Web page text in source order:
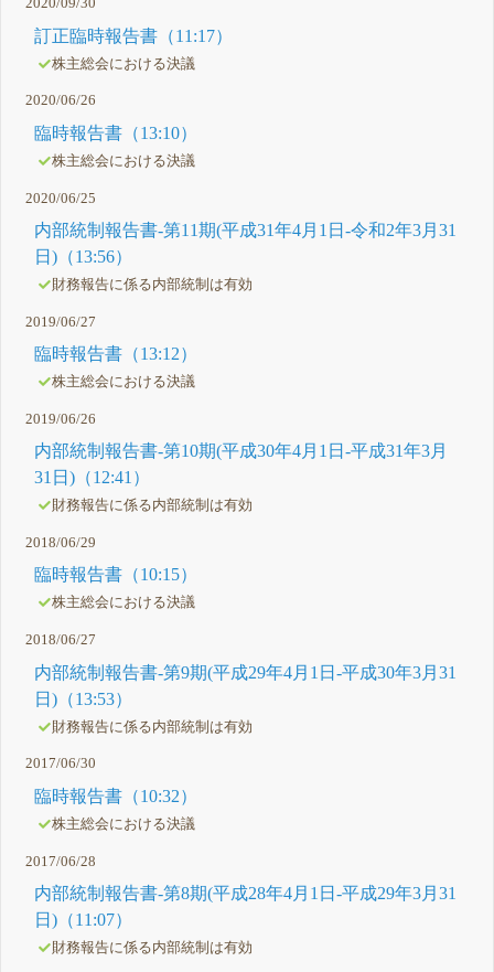
2020/09/30
訂正臨時報告書（11:17）
株主総会における決議
2020/06/26
臨時報告書（13:10）
株主総会における決議
2020/06/25
内部統制報告書-第11期(平成31年4月1日-令和2年3月31
日)（13:56）
財務報告に係る内部統制は有効
2019/06/27
臨時報告書（13:12）
株主総会における決議
2019/06/26
内部統制報告書-第10期(平成30年4月1日-平成31年3月
31日)（12:41）
財務報告に係る内部統制は有効
2018/06/29
臨時報告書（10:15）
株主総会における決議
2018/06/27
内部統制報告書-第9期(平成29年4月1日-平成30年3月31
日)（13:53）
財務報告に係る内部統制は有効
2017/06/30
臨時報告書（10:32）
株主総会における決議
2017/06/28
内部統制報告書-第8期(平成28年4月1日-平成29年3月31
日)（11:07）
財務報告に係る内部統制は有効